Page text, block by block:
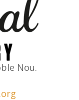
Nou.